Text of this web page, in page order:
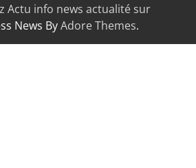
Actu info news actualité sur
News ByAdore Themes.